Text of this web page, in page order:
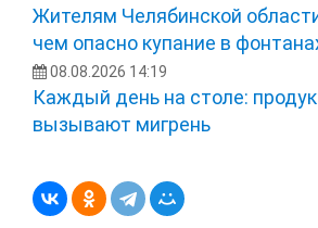
Жителям Челябинской
чем опасно купание в
08.08.2026 14:19
Каждый день на столе:
вызывают мигрень